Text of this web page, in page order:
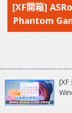
一
篇
文
[XF開箱]
Phantom
原生ARGB
[XF